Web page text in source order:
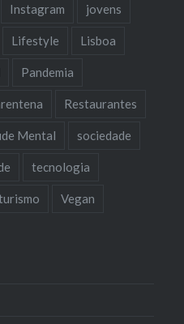
Instagram jovens
Lifestyle Lisboa
Pandemia
Restaurantes
Mental sociedade
tecnologia
Vegan